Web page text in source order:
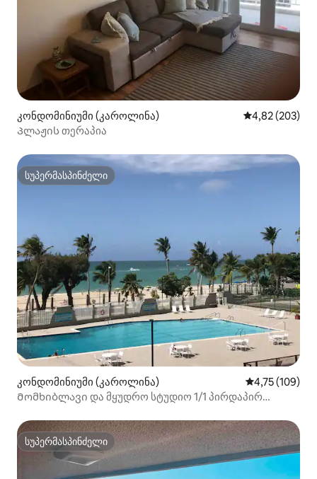
კონდომინიუმი (კაროლინა) საშუალო
4,82 (203)
Პლაჟის თერაპია
სუპერმასპინძელი
სუპერმასპინძელი
კონდომინიუმი (კაროლინა) საშუალო
4,75 (109)
Მომხიბლავი და მყუდრო სტუდიო 1/1 პირდაპირ
სუპერმასპინძელი
სუპერმასპინძელი